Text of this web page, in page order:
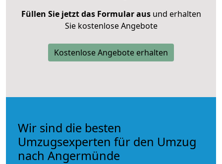
Füllen Sie jetzt das Formular ausund erhalten
Sie kostenlose Angebote
Kostenlose Angebote erhalten
Wir sind die besten
Umzugsexperten für den Umzug
nach Angermünde